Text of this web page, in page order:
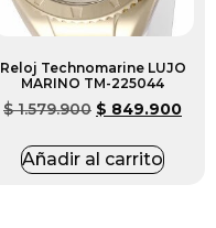
Reloj Technomarine LUJO
MARINO TM-225044
$1.579.900 $ 849.900
Añadir al carrito